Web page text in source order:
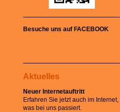
Besuche uns auf FACEBOOK
Aktuelles
Neuer Internetauftritt
Erfahren Sie jetzt auch im Internet,
was bei uns passiert.